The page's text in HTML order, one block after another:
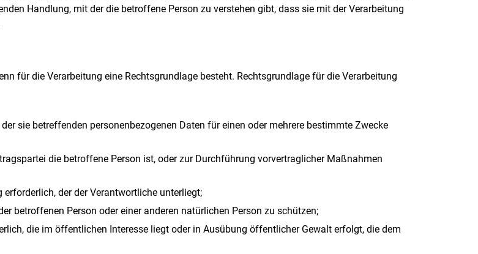
Handlung, mit der die betroffene Person zu verstehen gibt, dass sie mit der Verarbeitung
für die Verarbeitung eine Rechtsgrundlage besteht. Rechtsgrundlage für die Verarbeitung
sie betreffenden personenbezogenen Daten für einen oder mehrere bestimmte Zwecke
die betroffene Person ist, oder zur Durchführung vorvertraglicher Maßnahmen
der der Verantwortliche unterliegt;
betroffenen Person oder einer anderen natürlichen Person zu schützen;
die im öffentlichen Interesse liegt oder in Ausübung öffentlicher Gewalt erfolgt, die dem